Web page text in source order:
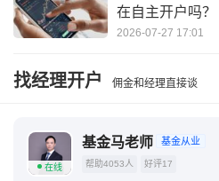
在自主开户吗？
2026-07-27 17:01
找经理开户 佣金和经理直接谈
在线
基金马老师 基金从业
帮助4053人 好评17